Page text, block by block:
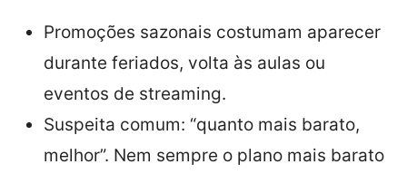
Promoções sazonais costumam aparecer
durante feriados, volta às aulas ou
eventos de streaming.
Suspeita comum: “quanto mais barato,
melhor”. Nem sempre o plano mais barato